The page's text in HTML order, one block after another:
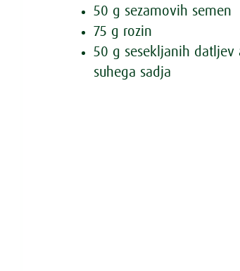
50 g sezamovih semen
75 g rozin
50 g sesekljanih datljev
suhega sadja